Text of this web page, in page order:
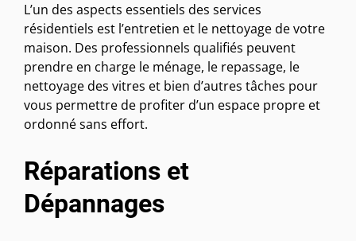
L’un des aspects essentiels des services
résidentiels est l’entretien et le nettoyage de votre
maison. Des professionnels qualifiés peuvent
prendre en charge le ménage, le repassage, le
nettoyage des vitres et bien d’autres tâches pour
vous permettre de profiter d’un espace propre et
ordonné sans effort.
Réparations et
Dépannages